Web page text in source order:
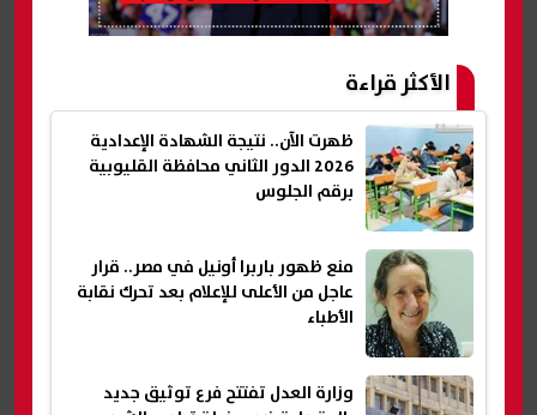
الأكثر قراءة
ظهرت الآن.. نتيجة الشهادة الإعدادية
2026 الدور الثاني محافظة القليوبية
برقم الجلوس
منع ظهور باربرا أونيل في مصر.. قرار
عاجل من الأعلى للإعلام بعد تحرك نقابة
الأطباء
وزارة العدل تفتتح فرع توثيق جديد